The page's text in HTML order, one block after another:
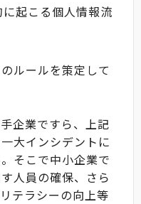
起こる個人情報流
ルールを策定して
企業ですら、上記
大インシデントに
そこで中小企業で
人員の確保、さら
テラシーの向上等